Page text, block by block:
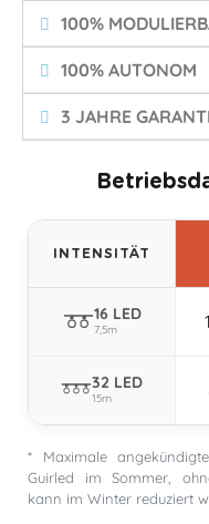
100%
100% AUTONOM
3 JAHRE
INTENSITÄT
16 LED
7,5m
32 LED
15m
* Maximale
Guirled im Sommer,
kann im Winter reduziert